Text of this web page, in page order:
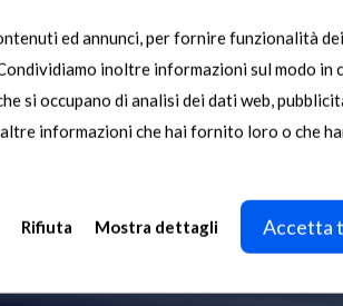
ed annunci, per fornire funzionalità
inoltre informazioni sul modo in
si occupano di analisi dei dati web,
informazioni che hai fornito loro o che
Rifiuta Mostra dettagli Accetta
di sollevamento e
separazione dal 1954